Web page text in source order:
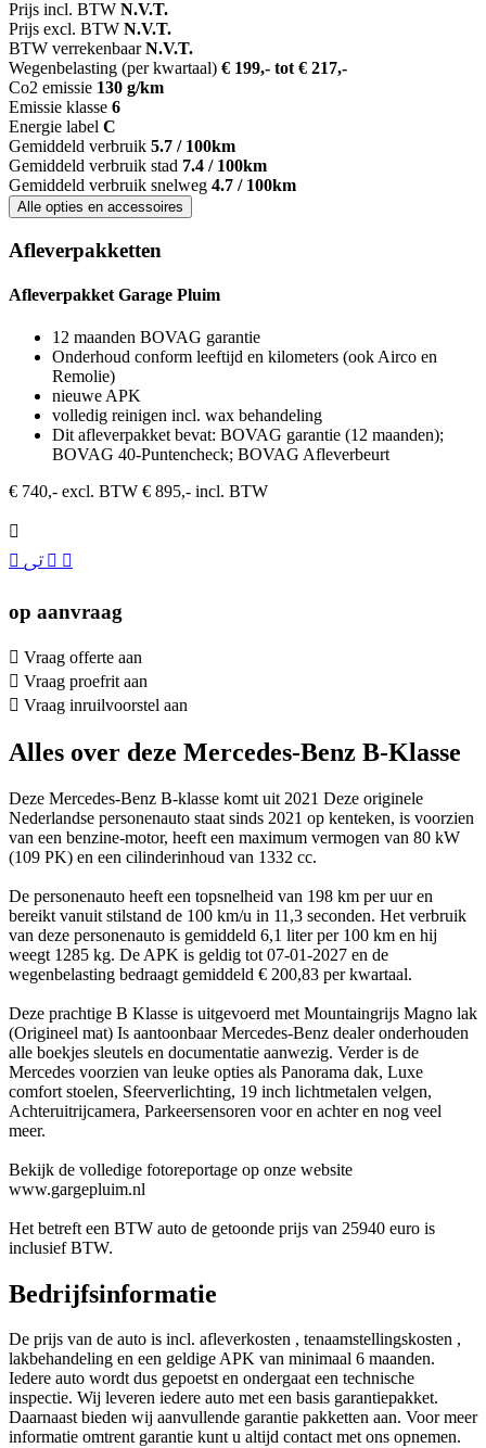
Prijs incl. BTW N.V.T.
Prijs excl. BTW N.V.T.
BTW verrekenbaar N.V.T.
Wegenbelasting (per kwartaal) € 199,- tot € 217,-
Co2 emissie 130 g/km
Emissie klasse 6
Energie label C
Gemiddeld verbruik 5.7 / 100km
Gemiddeld verbruik stad 7.4 / 100km
Gemiddeld verbruik snelweg 4.7 / 100km
Alle opties en accessoires
Afleverpakketten
Afleverpakket Garage Pluim
12 maanden BOVAG garantie
Onderhoud conform leeftijd en kilometers (ook Airco en
Remolie)
nieuwe APK
volledig reinigen incl. wax behandeling
Dit afleverpakket bevat: BOVAG garantie (12 maanden);
BOVAG 40-Puntencheck; BOVAG Afleverbeurt
€ 740,- excl. BTW € 895,- incl. BTW
op aanvraag
Vraag offerte aan
Vraag proefrit aan
Vraag inruilvoorstel aan
Alles over deze Mercedes-Benz B-Klasse
Deze Mercedes-Benz B-klasse komt uit 2021 Deze originele
Nederlandse personenauto staat sinds 2021 op kenteken, is voorzien
van een benzine-motor, heeft een maximum vermogen van 80 kW
(109 PK) en een cilinderinhoud van 1332 cc.
De personenauto heeft een topsnelheid van 198 km per uur en
bereikt vanuit stilstand de 100 km/u in 11,3 seconden. Het verbruik
van deze personenauto is gemiddeld 6,1 liter per 100 km en hij
weegt 1285 kg. De APK is geldig tot 07-01-2027 en de
wegenbelasting bedraagt gemiddeld € 200,83 per kwartaal.
Deze prachtige B Klasse is uitgevoerd met Mountaingrijs Magno lak
(Origineel mat) Is aantoonbaar Mercedes-Benz dealer onderhouden
alle boekjes sleutels en documentatie aanwezig. Verder is de
Mercedes voorzien van leuke opties als Panorama dak, Luxe
comfort stoelen, Sfeerverlichting, 19 inch lichtmetalen velgen,
Achteruitrijcamera, Parkeersensoren voor en achter en nog veel
meer.
Bekijk de volledige fotoreportage op onze website
www.gargepluim.nl
Het betreft een BTW auto de getoonde prijs van 25940 euro is
inclusief BTW.
Bedrijfsinformatie
De prijs van de auto is incl. afleverkosten , tenaamstellingskosten ,
lakbehandeling en een geldige APK van minimaal 6 maanden.
Iedere auto wordt dus gepoetst en ondergaat een technische
inspectie. Wij leveren iedere auto met een basis garantiepakket.
Daarnaast bieden wij aanvullende garantie pakketten aan. Voor meer
informatie omtrent garantie kunt u altijd contact met ons opnemen.